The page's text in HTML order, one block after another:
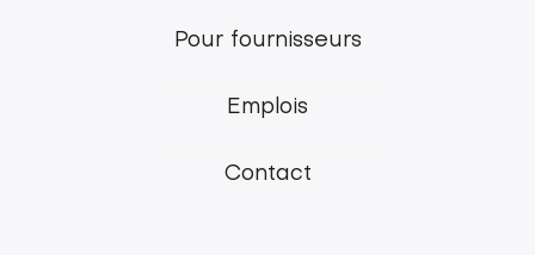
menu
Pour fournisseurs
Emplois
Contact